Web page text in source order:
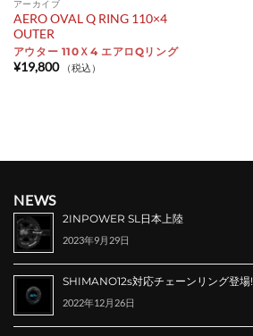
アーカイブ
AERO OVAL Q RING 110×4
OUTER
アウター 110Ｘ4 エアロQリング
¥19,800 （税込）
NEWS
2INPOWER SL日本上陸
2023年9月29日
SHIMANO12s対応チェーンリング登場!
2022年12月26日